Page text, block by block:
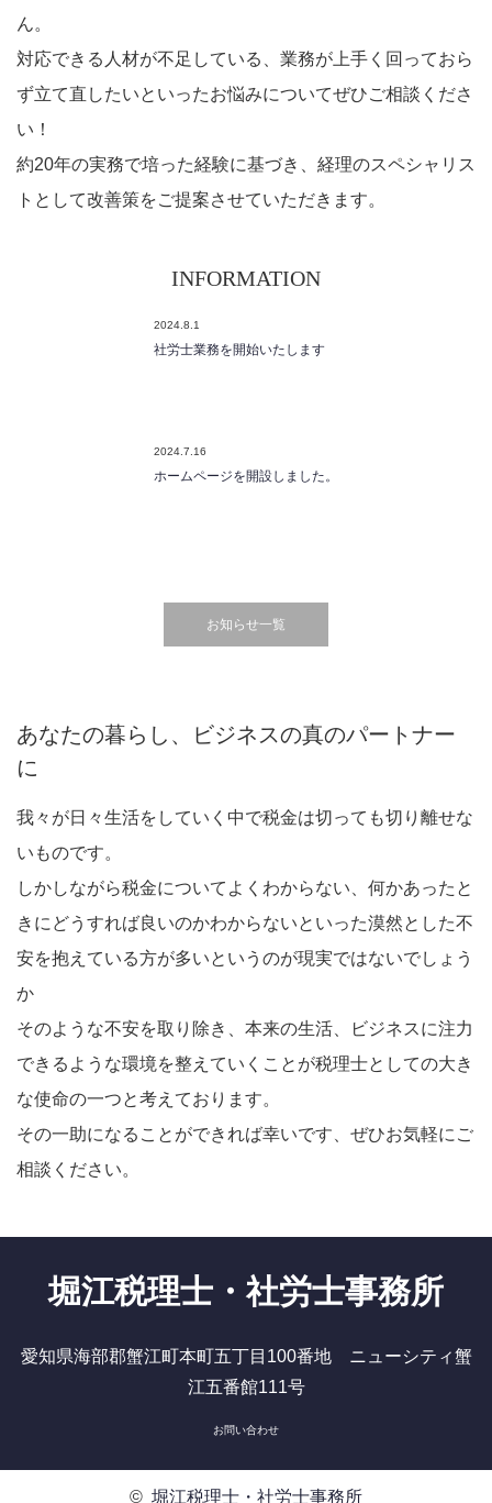
ん。
対応できる人材が不足している、業務が上手く回っておら
ず立て直したいといったお悩みについてぜひご相談くださ
い！
約20年の実務で培った経験に基づき、経理のスペシャリス
トとして改善策をご提案させていただきます。
INFORMATION
2024.8.1
社労士業務を開始いたします
2024.7.16
ホームページを開設しました。
お知らせ一覧
あなたの暮らし、ビジネスの真のパートナー
に
我々が日々生活をしていく中で税金は切っても切り離せな
いものです。
しかしながら税金についてよくわからない、何かあったと
きにどうすれば良いのかわからないといった漠然とした不
安を抱えている方が多いというのが現実ではないでしょう
か
そのような不安を取り除き、本来の生活、ビジネスに注力
できるような環境を整えていくことが税理士としての大き
な使命の一つと考えております。
その一助になることができれば幸いです、ぜひお気軽にご
相談ください。
堀江税理士・社労士事務所
愛知県海部郡蟹江町本町五丁目100番地 ニューシティ蟹
江五番館111号
お問い合わせ
© 堀江税理士・社労士事務所